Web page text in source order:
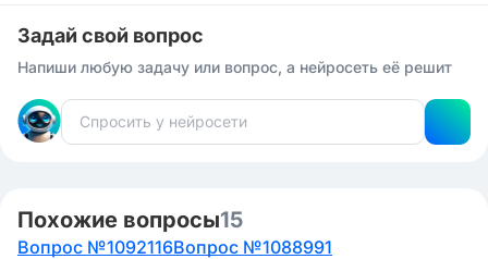
Задай свой вопрос
Напиши любую задачу или вопрос, а нейросеть её решит
Похожие вопросы15
Вопрос №1092116Вопрос №1088991